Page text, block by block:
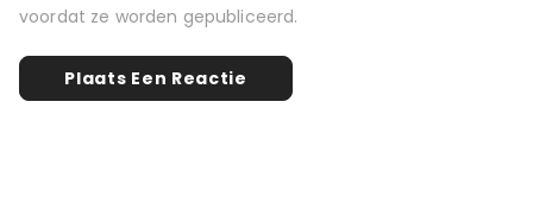
voordat ze worden gepubliceerd.